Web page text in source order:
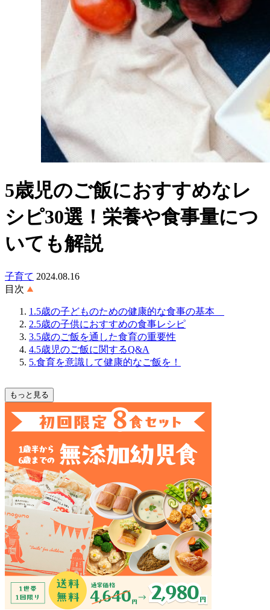
5歳児のご飯におすすめなレ
シピ30選！栄養や食事量につ
いても解説
子育て 2024.08.16
目次
1.5歳の子どものための健康的な食事の基本
2.5歳の子供におすすめの食事レシピ
3.5歳のご飯を通した食育の重要性
4.5歳児のご飯に関するQ&A
5.食育を意識して健康的なご飯を！
もっと見る